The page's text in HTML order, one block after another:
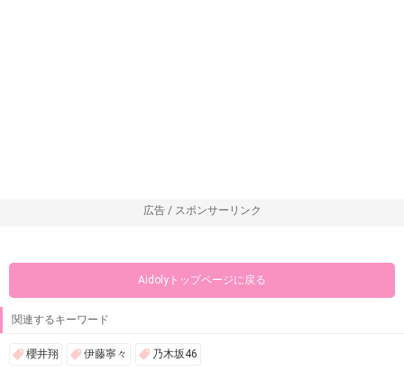
広告 / スポンサーリンク
Aidolyトップページに戻る
関連するキーワード
櫻井翔 伊藤寧々 乃木坂46